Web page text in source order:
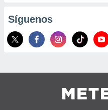
de
uso de
con el
Síguenos